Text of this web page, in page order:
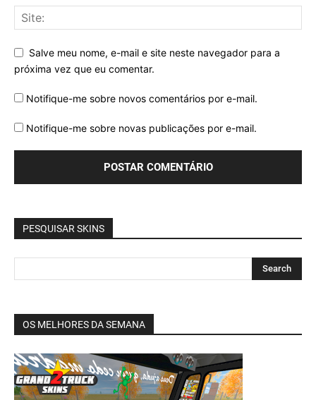
Salve meu nome, e-mail e site neste navegador para a
próxima vez que eu comentar.
Notifique-me sobre novos comentários por e-mail.
Notifique-me sobre novas publicações por e-mail.
PESQUISAR SKINS
OS MELHORES DA SEMANA